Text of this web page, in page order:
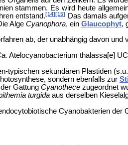
stammen. Es wird heute
entstand.[14][15] Das damals
Alge Cyanophora, ein Glaucophyt,
ab, der unabhängig davon
Atelocyanobacterium thalassa[e]
typischen sekundären Plastiden
sondern ebenfalls zur
Gattung Cyanothecezugeordnet
turgidaaus derselben
Cyanobakterien der